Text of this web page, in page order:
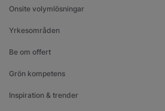
Onsite volymlösningar
Yrkesområden
Be om offert
Grön kompetens
Inspiration & trender